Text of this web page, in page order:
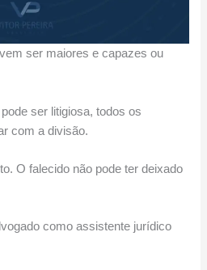
ser maiores e capazes ou
ser litigiosa, todos os
com a divisão.
O falecido não pode ter deixado
como assistente jurídico